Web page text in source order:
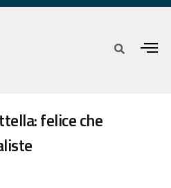
felice che